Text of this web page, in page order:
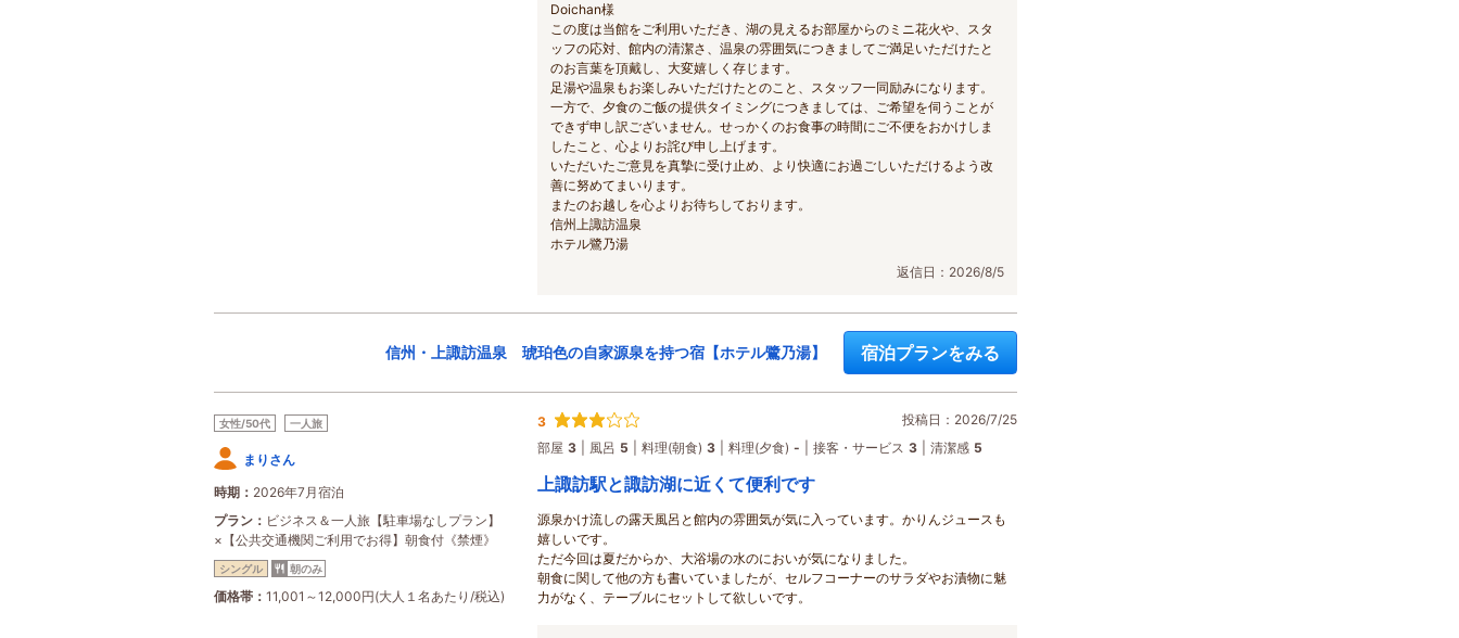
Doichan様
この度は当館をご利用いただき、湖の見えるお部屋からのミニ花火や、スタ
ッフの応対、館内の清潔さ、温泉の雰囲気につきましてご満足いただけたと
のお言葉を頂戴し、大変嬉しく存じます。
足湯や温泉もお楽しみいただけたとのこと、スタッフ一同励みになります。
一方で、夕食のご飯の提供タイミングにつきましては、ご希望を伺うことが
できず申し訳ございません。せっかくのお食事の時間にご不便をおかけしま
したこと、心よりお詫び申し上げます。
いただいたご意見を真摯に受け止め、より快適にお過ごしいただけるよう改
善に努めてまいります。
またのお越しを心よりお待ちしております。
信州上諏訪温泉
ホテル鷺乃湯
返信日：2026/8/5
信州・上諏訪温泉 琥珀色の自家源泉を持つ宿【ホテル鷺乃湯】 宿泊プランをみる
女性/50代 一人旅
まりさん
時期
2026年7月宿泊
プラン
ビジネス＆一人旅【駐車場なしプラン】
×【公共交通機関ご利用でお得】朝食付《禁煙》
シングル 朝のみ
価格帯 11,001～12,000円(大人１名あたり/税込)
3
投稿日：2026/7/25
部屋 3 風呂 5 料理(朝食) 3 料理(夕食) - 接客・サービス 3 清潔感 5
上諏訪駅と諏訪湖に近くて便利です
源泉かけ流しの露天風呂と館内の雰囲気が気に入っています。かりんジュースも
嬉しいです。
ただ今回は夏だからか、大浴場の水のにおいが気になりました。
朝食に関して他の方も書いていましたが、セルフコーナーのサラダやお漬物に魅
力がなく、テーブルにセットして欲しいです。